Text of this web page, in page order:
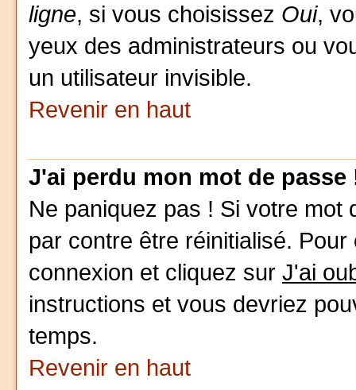
ligne, si vous choisissez Oui,
yeux des administrateurs ou
un utilisateur invisible.
Revenir en haut
J'ai perdu mon mot de passe
Ne paniquez pas ! Si votre mot
par contre être réinitialisé.
connexion et cliquez sur J'ai
instructions et vous devriez
temps.
Revenir en haut